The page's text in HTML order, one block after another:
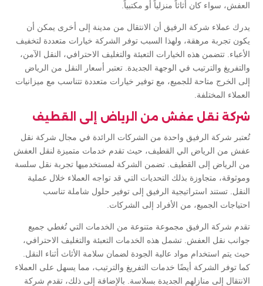
العفش، سواء كان أثاثاً منزلياً أو مكتبياً.
يدرك عملاء شركة الرفيق أن الانتقال من مدينة إلى أخرى يمكن أن
يكون تجربة مرهقة، ولهذا السبب توفر الشركة خيارات متعددة لتخفيف
الأعباء. تتضمن هذه الخيارات التعبئة والتغليف الاحترافي، النقل الآمن،
والتفريغ والترتيب في الوجهة الجديدة. تعتبر أسعار النقل من الرياض
إلى الخرج متاحة للجميع، مع توفير خيارات متعددة تتناسب مع ميزانيات
العملاء المختلفة.
شركة نقل عفش من الرياض إلى القطيف
تُعتبر شركة الرفيق واحدة من الشركات الرائدة في مجال شركة نقل
عفش من الرياض الي القطيف، حيث تقدم خدمات متميزة لنقل العفش
من الرياض إلى القطيف. تضمن الشركة لمستخدميها تجربة نقل سلسة
وموثوقة، متجاوزة بذلك التحديات التي قد تواجه العملاء خلال عملية
النقل. تستند استراتيجية الرفيق إلى توفير حلول شاملة تناسب
احتياجات الجميع، من الأفراد إلى الشركات.
تقدم شركة الرفيق مجموعة متنوعة من الخدمات التي تُغطي جميع
جوانب نقل العفش. تشمل هذه الخدمات التعبئة والتغليف الاحترافي،
حيث يتم استخدام مواد عالية الجودة لضمان سلامة الأثاث أثناء النقل.
كما توفر الشركة أيضًا خدمات التفريغ والترتيب، مما يسهل على العملاء
الانتقال إلى منازلهم الجديدة بسلاسة. بالإضافة إلى ذلك، تقدم شركة